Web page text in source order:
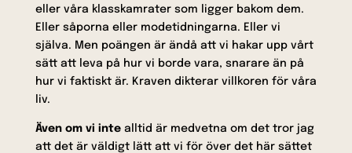
eller våra klasskamrater som ligger bakom dem.
Eller såporna eller modetidningarna. Eller vi
själva. Men poängen är ändå att vi hakar upp vårt
sätt att leva på hur vi borde vara, snarare än på
hur vi faktiskt är. Kraven dikterar villkoren för våra
liv.
Även om vi intealltid är medvetna om det tror jag
att det är väldigt lätt att vi för över det här sättet